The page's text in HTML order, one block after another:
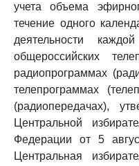
учета объема
течение одного
деятельности
общероссийских
радиопрограммах
телепрограммах
(радиопередачах),
Центральной
Федерации от 5
Центральная